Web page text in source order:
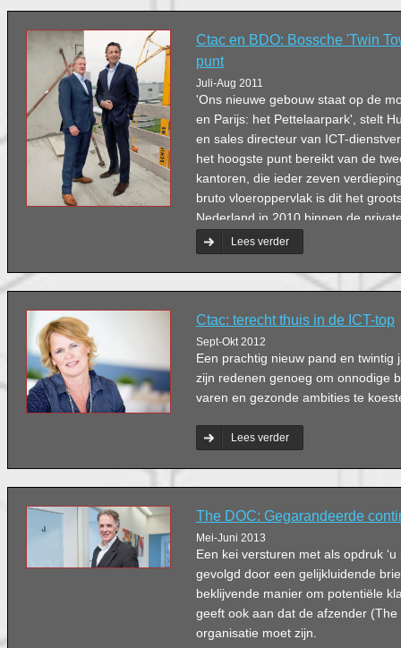
Ctac en BDO: Bossche 'Twin
punt
Juli-Aug 2011
'Ons nieuwe gebouw staat op de
en Parijs: het Pettelaarpark', stelt
en sales directeur van ICT-
het hoogste punt bereikt van de
kantoren, die ieder zeven
bruto vloeroppervlak is dit het
Nederland in 2010 binnen de
trots onze Bossche Twin
mede-eigenaar van BDO
de Raad van Bestuur.
Lees verder
Ctac: terecht thuis in de ICT-top
Sept-Okt 2012
Een prachtig nieuw pand en twintig
zijn redenen genoeg om onnodige
varen en gezonde ambities te
Lees verder
The DOC: Gegarandeerde
Mei-Juni 2013
Een kei versturen met als opdruk
gevolgd door een gelijkluidende
beklijvende manier om potentiële
geeft ook aan dat de afzender
organisatie moet zijn.